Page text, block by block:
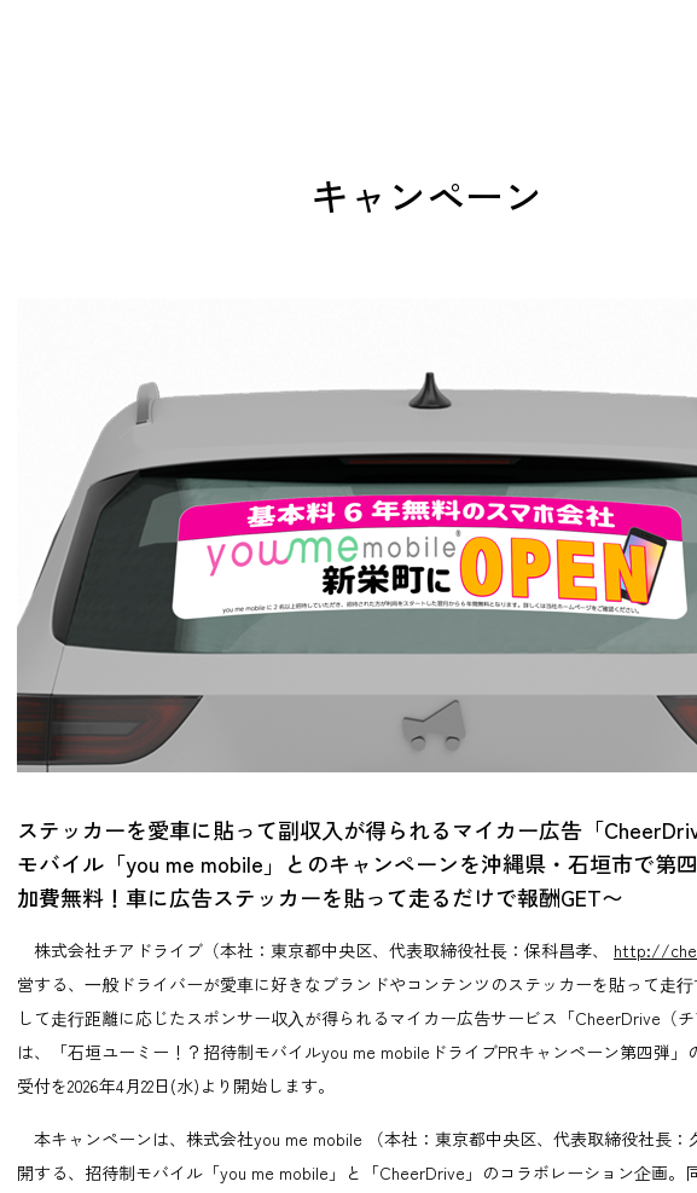
キャンペーン
ステッカーを愛車に貼って副収入が得られるマイカー広告「
モバイル「you me mobile」とのキャンペーンを沖縄県・石垣市で第
加費無料！車に広告ステッカーを貼って走るだけで報酬GET〜
株式会社チアドライブ（本社：東京都中央区、代表取締役社⻑：保科昌孝、 http://
営する、⼀般ドライバーが愛⾞に好きなブランドやコンテンツのステッカーを貼って⾛
して⾛⾏距離に応じたスポンサー収⼊が得られるマイカー広告サービス「CheerDrive（チ
は、「石垣ユーミー！？招待制モバイルyou me mobileドライブPRキャンペーン第四弾」
受付を2026年4月22日(水)より開始します。
本キャンペーンは、株式会社you me mobile （本社：東京都中央区、代表取締役社長：
開する、招待制モバイル「you me mobile」と「CheerDrive」のコラボレーション企画。